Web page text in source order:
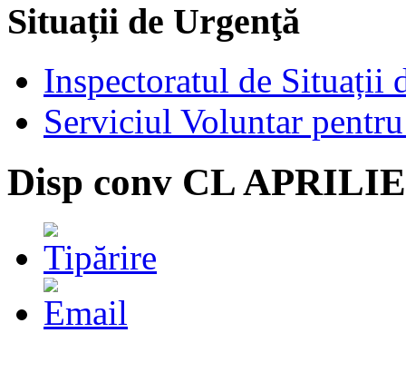
Situații de Urgenţă
Inspectoratul de Situații
Serviciul Voluntar
Disp conv CL